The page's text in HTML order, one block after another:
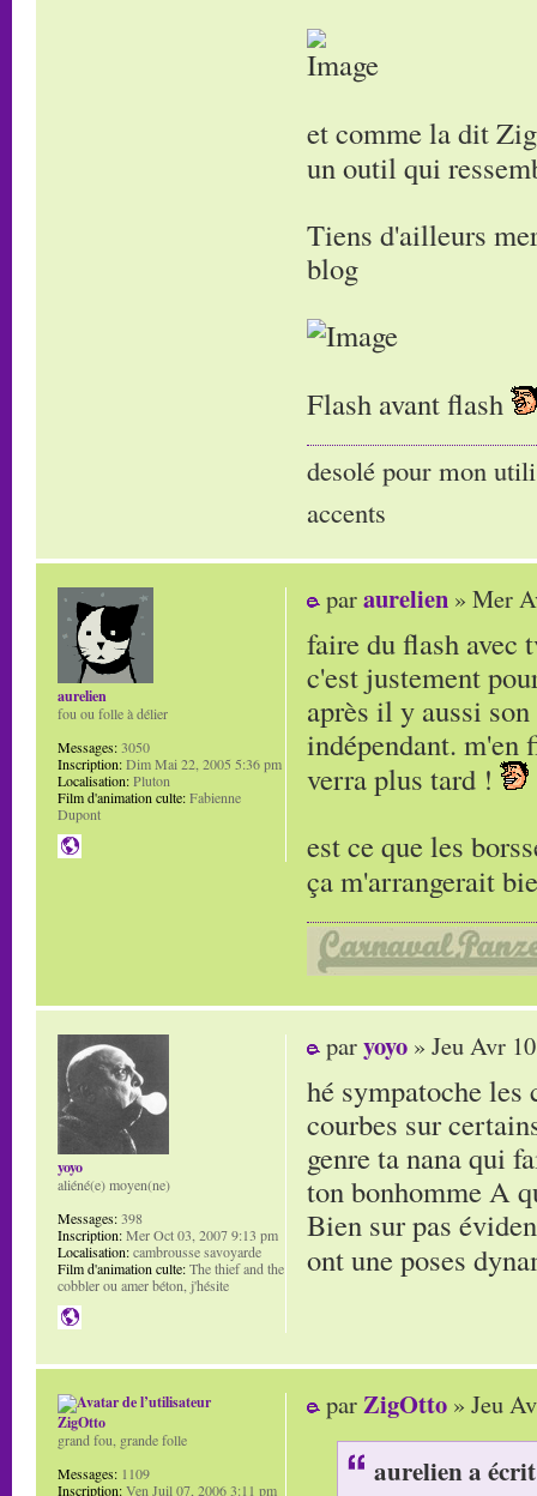
et comme la dit
un outil qui
Tiens d'ailleurs
blog
Flash avant flash
desolé pour mon
accents
paraurelien » Mer
faire du flash avec
c'est justement
après il y aussi
indépendant. m'en
verra plus tard !
est ce que les
ça m'arrangerait
aurelien
fou ou folle à délier
Messages:3050
Inscription:Dim Mai 22, 2005 5:36 pm
Localisation:Pluton
Film d'animation culte:Fabienne
Dupont
paryoyo » Jeu Avr
hé sympatoche
courbes sur
genre ta nana qui
ton bonhomme A
Bien sur pas
ont une poses
yoyo
aliéné(e) moyen(ne)
Messages:398
Inscription:Mer Oct 03, 2007 9:13 pm
Localisation:cambrousse savoyarde
Film d'animation culte:The thief and the
cobbler ou amer béton, j'hésite
parZigOtto » Jeu
aurelien a
ZigOtto
grand fou, grande folle
Messages: 1109
Inscription:Ven Juil 07, 2006 3:11 pm